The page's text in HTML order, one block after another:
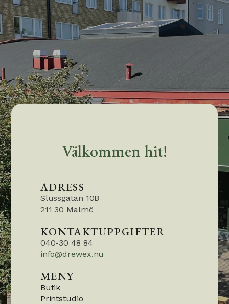
Välkommen hit!
ADRESS
Slussgatan 10B
211 30 Malmö
KONTAKTUPPGIFTER
040-30 48 84
info@drewex.nu
MENY
Butik
Printstudio